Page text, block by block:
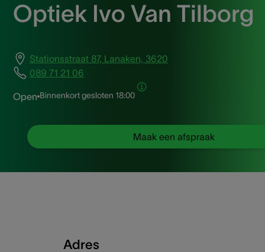
Optiek Ivo Van Tilborg
Stationsstraat 87, Lanaken, 3620
089 71 21 06
Open Binnenkort gesloten 18:00
Maak een afspraak
Adres